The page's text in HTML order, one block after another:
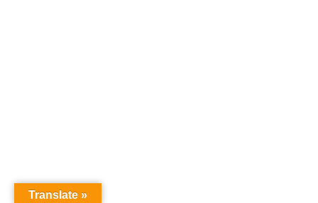
Translate »